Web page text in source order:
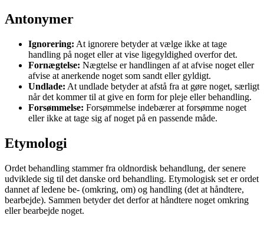
Antonymer
Ignorering: At ignorere betyder at vælge ikke at tage
handling på noget eller at vise ligegyldighed overfor det.
Fornægtelse: Nægtelse er handlingen af at afvise noget eller
afvise at anerkende noget som sandt eller gyldigt.
Undlade: At undlade betyder at afstå fra at gøre noget, særligt
når det kommer til at give en form for pleje eller behandling.
Forsømmelse: Forsømmelse indebærer at forsømme noget
eller ikke at tage sig af noget på en passende måde.
Etymologi
Ordet behandling stammer fra oldnordisk behandlung, der senere
udviklede sig til det danske ord behandling. Etymologisk set er ordet
dannet af ledene be- (omkring, om) og handling (det at håndtere,
bearbejde). Sammen betyder det derfor at håndtere noget omkring
eller bearbejde noget.